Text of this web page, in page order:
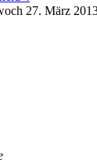
27. März